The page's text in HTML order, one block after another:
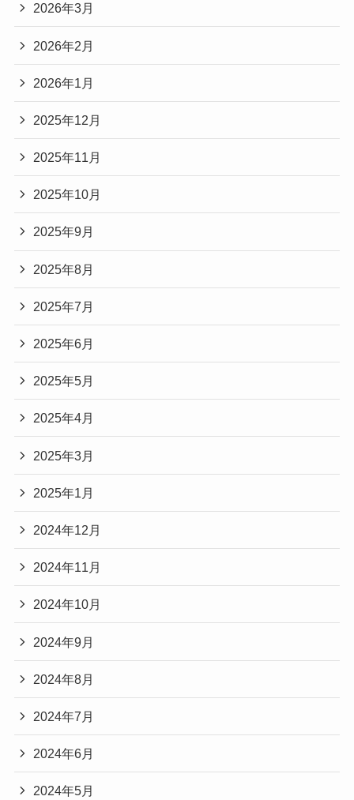
2026年3月
2026年2月
2026年1月
2025年12月
2025年11月
2025年10月
2025年9月
2025年8月
2025年7月
2025年6月
2025年5月
2025年4月
2025年3月
2025年1月
2024年12月
2024年11月
2024年10月
2024年9月
2024年8月
2024年7月
2024年6月
2024年5月